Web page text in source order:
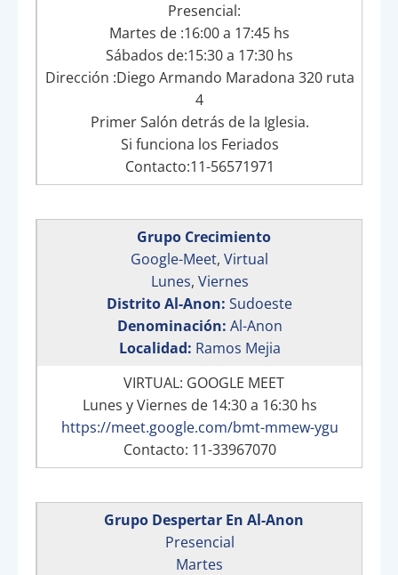
Presencial:
Martes de :16:00 a 17:45 hs
Sábados de:15:30 a 17:30 hs
Dirección :Diego Armando Maradona 320 ruta
4
Primer Salón detrás de la Iglesia.
Si funciona los Feriados
Contacto:11-56571971
Grupo Crecimiento
Google-Meet, Virtual
Lunes, Viernes
Distrito Al-Anon: Sudoeste
Denominación: Al-Anon
Localidad: Ramos Mejia
VIRTUAL: GOOGLE MEET
Lunes y Viernes de 14:30 a 16:30 hs
https://meet.google.com/bmt-mmew-ygu
Contacto: 11-33967070
Grupo Despertar En Al-Anon
Presencial
Martes